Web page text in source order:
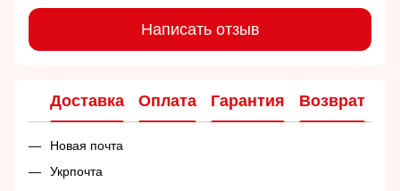
Написать отзыв
Доставка Оплата Гарантия Возврат
Новая почта
Укрпочта